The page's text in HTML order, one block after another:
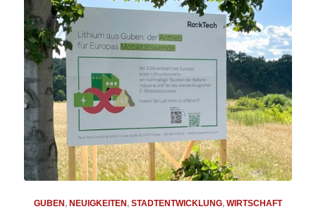
GUBEN , NEUIGKEITEN , STADTENTWICKLUNG, WIRTSCHAFT